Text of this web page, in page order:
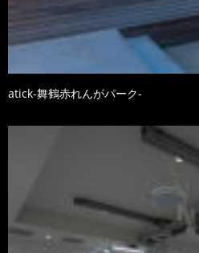
atick-舞鶴赤れんがパーク-